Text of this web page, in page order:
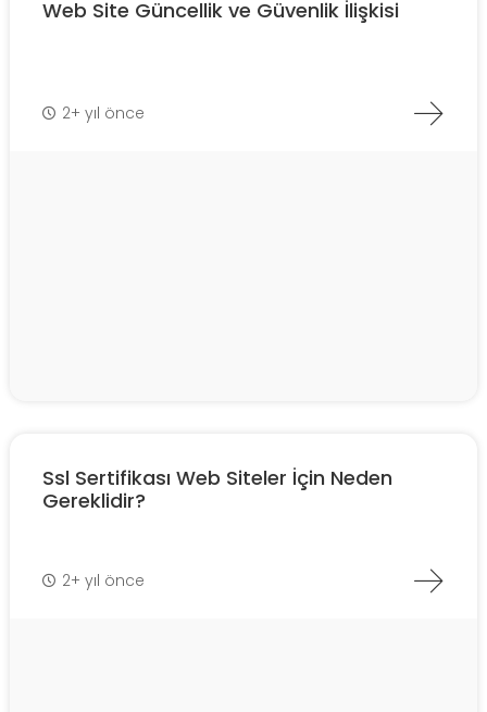
Web Site Güncellik ve Güvenlik İlişkisi
2+ yıl önce
Ssl Sertifikası Web Siteler İçin Neden
Gereklidir?
2+ yıl önce